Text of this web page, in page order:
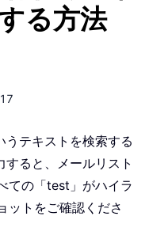
る方法
テキストを検索する
ると、メールリスト
ての「test」がハイラ
ットをご確認くださ